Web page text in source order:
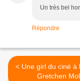
Un très bel
Répondre
< Une girl du ciné à la télé :
Gretchen Mol